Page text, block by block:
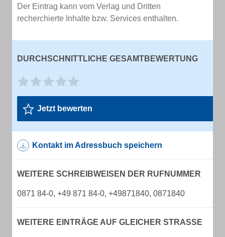
Der Eintrag kann vom Verlag und Dritten
recherchierte Inhalte bzw. Services enthalten.
DURCHSCHNITTLICHE GESAMTBEWERTUNG
Jetzt bewerten
Kontakt im Adressbuch speichern
WEITERE SCHREIBWEISEN DER RUFNUMMER
0871 84-0, +49 871 84-0, +49871840, 0871840
WEITERE EINTRÄGE AUF GLEICHER STRASSE